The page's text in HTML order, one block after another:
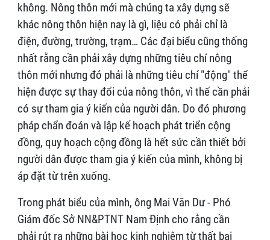
không. Nông thôn mới mà chúng ta xây dựng sẽ
khác nông thôn hiện nay là gì, liệu có phải chỉ là
điện, đường, trường, trạm… Các đại biểu cũng thống
nhất rằng cần phải xây dựng những tiêu chí nông
thôn mới nhưng đó phải là những tiêu chí "động" thể
hiện được sự thay đổi của nông thôn, vì thế cần phải
có sự tham gia ý kiến của người dân. Do đó phương
pháp chẩn đoán và lập kế hoạch phát triển cộng
đồng, quy hoạch cộng đồng là hết sức cần thiết bởi
người dân được tham gia ý kiến của mình, không bị
áp đặt từ trên xuống.
Trong phát biểu của mình, ông Mai Văn Dư - Phó
Giám đốc Sở NN&PTNT Nam Định cho rằng cần
phải rút ra những bài học kinh nghiệm từ thất bại